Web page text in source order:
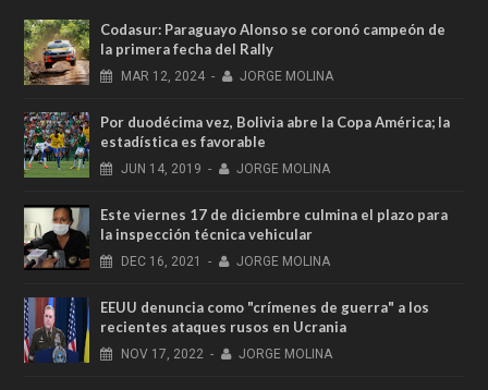
Codasur: Paraguayo Alonso se coronó campeón de
la primera fecha del Rally
MAR 12, 2024 - JORGE MOLINA
Por duodécima vez, Bolivia abre la Copa América; la
estadística es favorable
JUN 14, 2019 - JORGE MOLINA
Este viernes 17 de diciembre culmina el plazo para
la inspección técnica vehicular
DEC 16, 2021 - JORGE MOLINA
EEUU denuncia como "crímenes de guerra" a los
recientes ataques rusos en Ucrania
NOV 17, 2022 - JORGE MOLINA